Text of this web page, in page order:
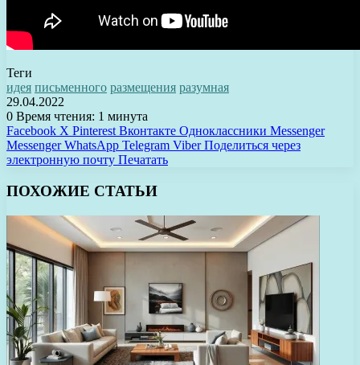
Теги
идея письменного размещения разумная
29.04.2022
0 Время чтения: 1 минута
Facebook X Pinterest Вконтакте Одноклассники Messenger
Messenger WhatsApp Telegram Viber Поделиться через
электронную почту Печатать
ПОХОЖИЕ СТАТЬИ